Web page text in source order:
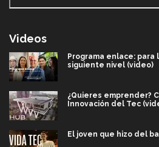
Videos
Programa enlace:
siguiente nivel (video)
¿Quieres emprender?
Innovación del Tec
El joven que hizo del